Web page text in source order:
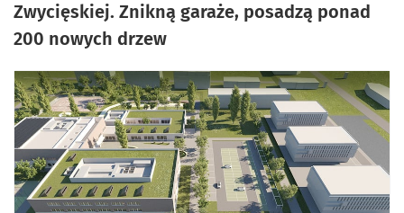
Zwycięskiej. Znikną garaże, posadzą ponad
200 nowych drzew